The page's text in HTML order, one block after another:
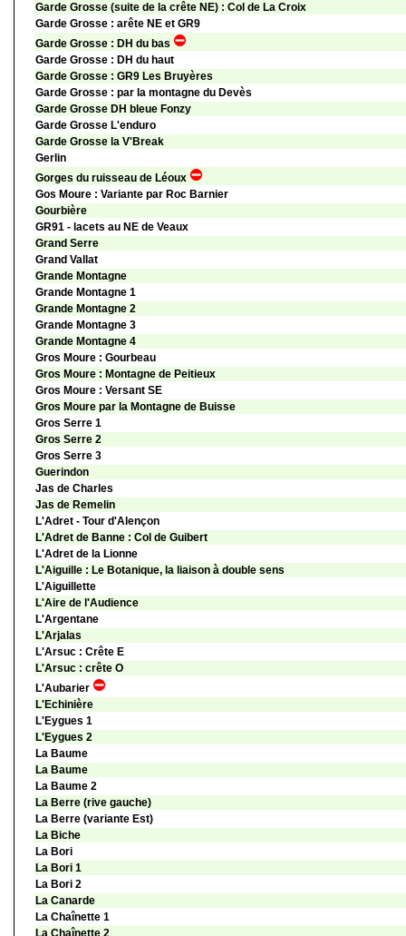
Garde Grosse (suite de la crête NE) : Col de La Croix
Garde Grosse : arête NE et GR9
Garde Grosse : DH du bas
Garde Grosse : DH du haut
Garde Grosse : GR9 Les Bruyères
Garde Grosse : par la montagne du Devès
Garde Grosse DH bleue Fonzy
Garde Grosse L'enduro
Garde Grosse la V'Break
Gerlin
Gorges du ruisseau de Léoux
Gos Moure : Variante par Roc Barnier
Gourbière
GR91 - lacets au NE de Veaux
Grand Serre
Grand Vallat
Grande Montagne
Grande Montagne 1
Grande Montagne 2
Grande Montagne 3
Grande Montagne 4
Gros Moure : Gourbeau
Gros Moure : Montagne de Peitieux
Gros Moure : Versant SE
Gros Moure par la Montagne de Buisse
Gros Serre 1
Gros Serre 2
Gros Serre 3
Guerindon
Jas de Charles
Jas de Remelin
L'Adret - Tour d'Alençon
L'Adret de Banne : Col de Guibert
L'Adret de la Lionne
L'Aiguille : Le Botanique, la liaison à double sens
L'Aiguillette
L'Aire de l'Audience
L'Argentane
L'Arjalas
L'Arsuc : Crête E
L'Arsuc : crête O
L'Aubarier
L'Echinière
L'Eygues 1
L'Eygues 2
La Baume
La Baume
La Baume 2
La Berre (rive gauche)
La Berre (variante Est)
La Biche
La Bori
La Bori 1
La Bori 2
La Canarde
La Chaînette 1
La Chaînette 2